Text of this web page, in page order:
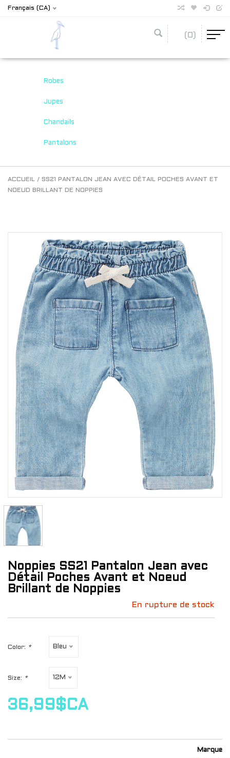
Français (CA)
(0)
Robes
Jupes
Chandails
Pantalons
ACCUEIL / SS21 PANTALON JEAN AVEC DÉTAIL POCHES AVANT ET
NOEUD BRILLANT DE NOPPIES
Noppies SS21 Pantalon Jean avec
Détail Poches Avant et Noeud
Brillant de Noppies
En rupture de stock
Color: * Bleu
Size: * 12M
36,99$CA
Marque